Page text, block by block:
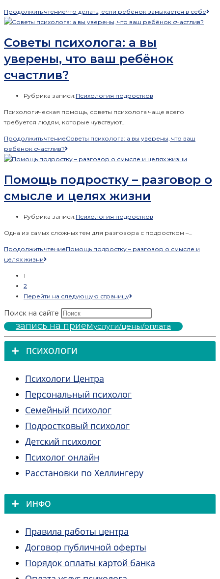
Продолжить чтениеЧто делать, если ребёнок замыкается в себе
Советы психолога: а вы
уверены, что ваш ребёнок
счастлив?
Рубрика записи:Психология подростков
Психологическая помощь, советы психолога чаще всего
требуется людям, которые чувствуют…
Продолжить чтениеСоветы психолога: а вы уверены, что ваш
ребёнок счастлив?
Помощь подростку – разговор о
смысле и целях жизни
Рубрика записи:Психология подростков
Одна из самых сложных тем для разговора с подростком –…
Продолжить чтениеПомощь подростку – разговор о смысле и
целях жизни
1
2
Перейти на следующую страницу
Поиск на сайте
запись на приемуслуги/цены/оплата
ПСИХОЛОГИ
Психологи Центра
Персональный психолог
Семейный психолог
Подростковый психолог
Детский психолог
Психолог онлайн
Расстановки по Хеллингеру
ИНФО
Правила работы центра
Договор публичной оферты
Порядок оплаты картой банка